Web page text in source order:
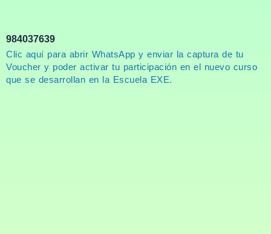
984037639
Clic aquí para abrir WhatsApp y enviar la captura de tu
Voucher y poder activar tu participación en el nuevo curso
que se desarrollan en la Escuela EXE.